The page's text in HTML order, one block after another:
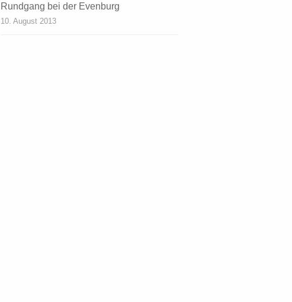
Rundgang bei der Evenburg
10. August 2013